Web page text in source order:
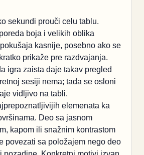
sekundi prouči celu tablu.
boja i velikih oblika
kasnije, posebno ako se
prikaže pre razdvajanja.
igra zaista daje takav pregled
sesiji nema; tada se osloni
vidljivo na tabli.
elemenata ka
Deo sa jasnom
kapom ili snažnim kontrastom
povezati sa položajem nego deo